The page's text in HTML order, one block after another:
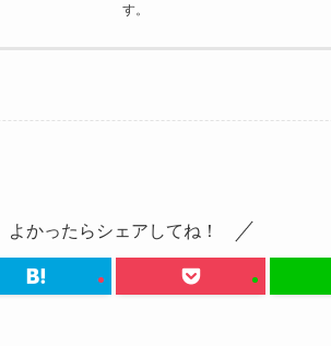
す。
よかったらシェアしてね！